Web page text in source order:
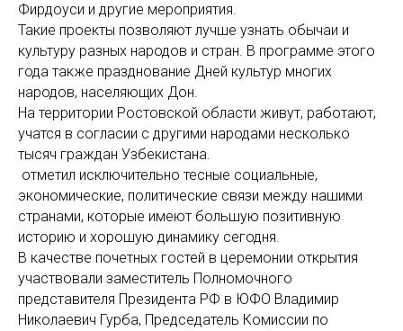
Фирдоуси и другие мероприятия.
Такие проекты позволяют лучше узнать обычаи и
культуру разных народов и стран. В программе этого
года также празднование Дней культур многих
народов, населяющих Дон.
На территории Ростовской области живут, работают,
учатся в согласии с другими народами несколько
тысяч граждан Узбекистана.
отметил исключительно тесные социальные,
экономические, политические связи между нашими
странами, которые имеют большую позитивную
историю и хорошую динамику сегодня.
В качестве почетных гостей в церемонии открытия
участвовали заместитель Полномочного
представителя Президента РФ в ЮФО Владимир
Николаевич Гурба, Председатель Комиссии по